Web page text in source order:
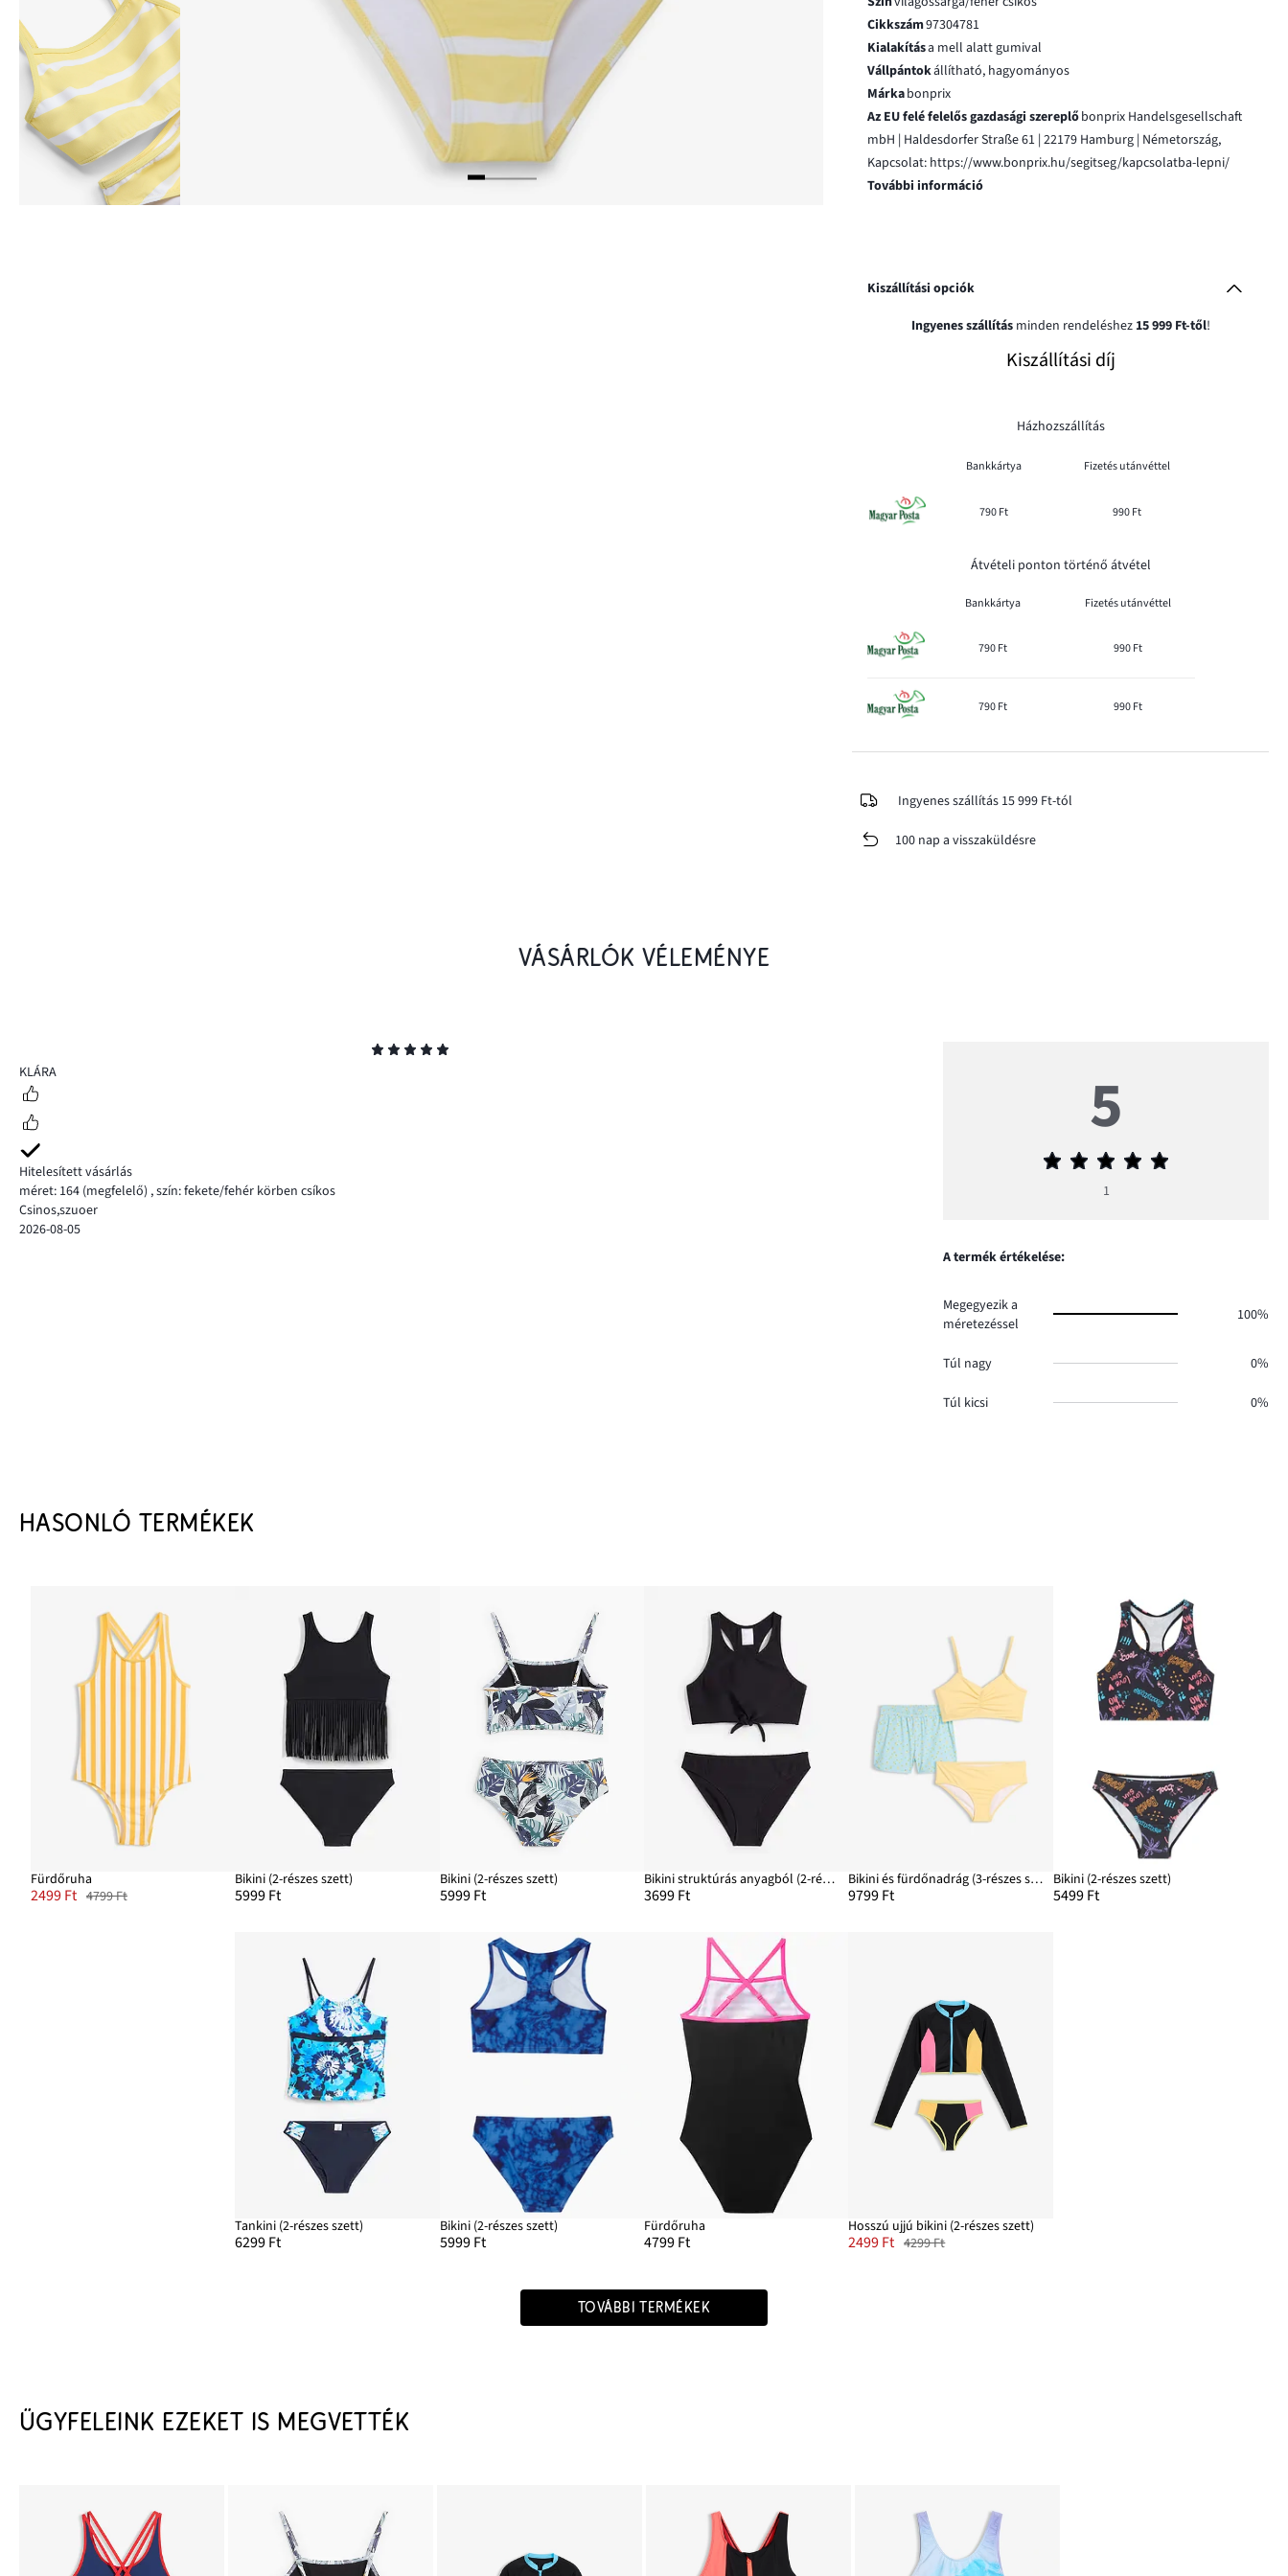
Cikkszám97304781
Kialakítása mell alatt gumival
Vállpántokállítható, hagyományos
Márkabonprix
Az EU felé felelős gazdasági szereplőbonprix Handelsgesellschaft
mbH | Haldesdorfer Straße 61 | 22179 Hamburg | Németország,
Kapcsolat: https://www.bonprix.hu/segitseg/kapcsolatba-lepni/
További információ
Kiszállítási opciók
Ingyenes szállításminden rendeléshez 15 999 Ft-től!
Kiszállítási díj
Házhozszállítás
Bankkártya Fizetés utánvéttel
790 Ft 990 Ft
Átvételi ponton történő átvétel
Bankkártya Fizetés utánvéttel
790 Ft 990 Ft
790 Ft 990 Ft
Ingyenes szállítás 15 999 Ft-tól
100 nap a visszaküldésre
VÁSÁRLÓK VÉLEMÉNYE
5
KLÁRA
Hitelesített vásárlás
méret: 164 (megfelelő) ,szín: fekete/fehér körben csíkos
Csinos,szuoer
2026-08-05
5
Átlagos
5
1
A termék értékelése:
Megegyezik a
méretezéssel
100%
Túl nagy 0%
Túl kicsi 0%
HASONLÓ TERMÉKEK
Fürdőruha
2499 Ft 4799 Ft
Bikini (2-részes szett)
5999 Ft
Bikini (2-részes szett)
5999 Ft
Bikini struktúrás anyagból (2-részes szett)
3699 Ft
Bikini és fürdőnadrág (3-részes szett)
9799 Ft
Bikini (2-részes szett)
5499 Ft
Tankini (2-részes szett)
6299 Ft
Bikini (2-részes szett)
5999 Ft
Fürdőruha
4799 Ft
Hosszú ujjú bikini (2-részes szett)
2499 Ft 4299 Ft
TOVÁBBI TERMÉKEK
ÜGYFELEINK EZEKET IS MEGVETTÉK